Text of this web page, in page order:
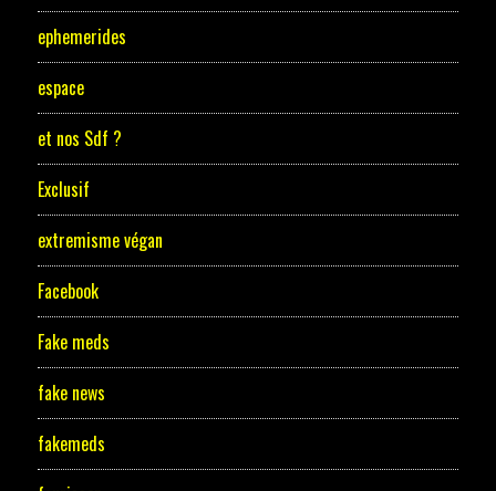
ephemerides
espace
et nos Sdf ?
Exclusif
extremisme végan
Facebook
Fake meds
fake news
fakemeds